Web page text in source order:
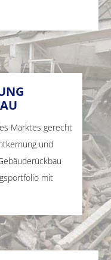
Marktes gerecht
und
mit